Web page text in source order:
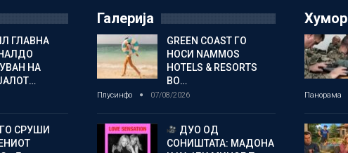
ГЛАВНА
НА
СРУШИ
Галерија
GREEN COAST ГО
НОСИ NAMMOS
HOTELS & RESORTS
ВО…
Плусинфо 07/08/2026
ДУО ОД
СОНИШТАТА: МАДОНА
Хумор
Панорама